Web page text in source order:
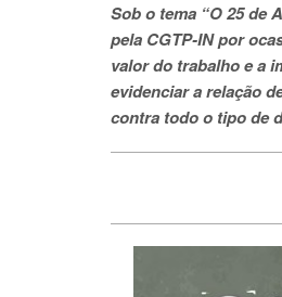
Sob o tema “O 25 de
pela CGTP-IN por
valor do trabalho e a
evidenciar a relação
contra todo o tipo de